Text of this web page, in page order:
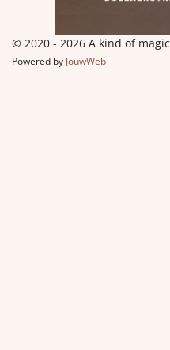
© 2020 - 2026 A kind of magic
Powered by JouwWeb